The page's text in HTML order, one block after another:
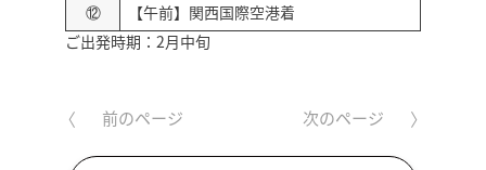
⑫
【午前】関西国際空港着
ご出発時期：2月中旬
前のページ 次のページ